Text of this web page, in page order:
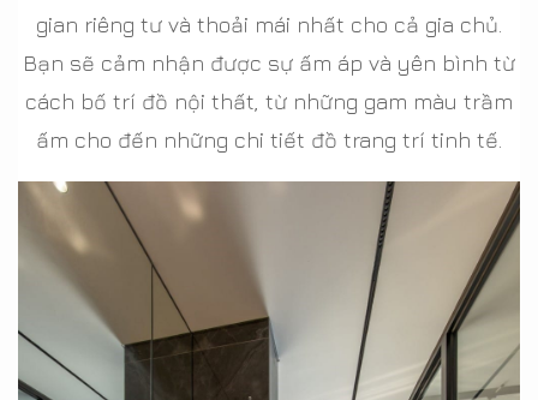
gian riêng tư và thoải mái nhất cho cả gia chủ.
Bạn sẽ cảm nhận được sự ấm áp và yên bình từ
cách bố trí đồ nội thất, từ những gam màu trầm
ấm cho đến những chi tiết đồ trang trí tinh tế.